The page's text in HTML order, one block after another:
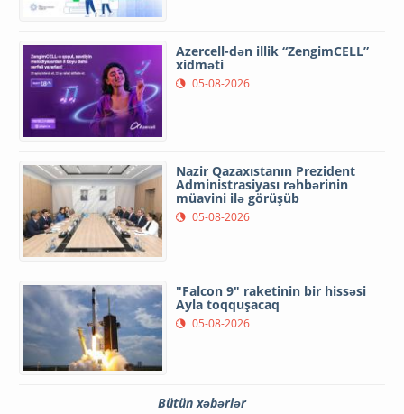
Azercell-dən illik “ZengimCELL”
xidməti
05-08-2026
Nazir Qazaxıstanın Prezident
Administrasiyası rəhbərinin
müavini ilə görüşüb
05-08-2026
"Falcon 9" raketinin bir hissəsi
Ayla toqquşacaq
05-08-2026
Bütün xəbərlər